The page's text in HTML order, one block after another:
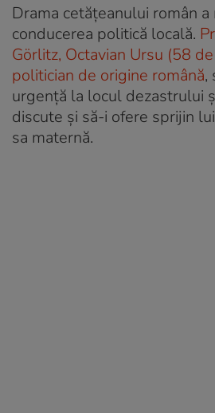
Drama cetățeanului român
conducerea politică locală.
Görlitz, Octavian Ursu (58 de
politician de origine română,
urgență la locul dezastrului
discute și să-i ofere sprijin
sa maternă.